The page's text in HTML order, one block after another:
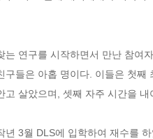
는 연구를 시작하면서 만난 참여
들은 아홉 명이다. 이들은 첫째
고 살았으며, 셋째 자주 시간을
년 3월 DLS에 입학하여 재수를